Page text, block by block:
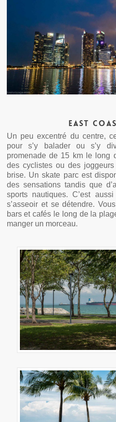
East
Un peu excentré du centre,
pour s’y balader ou s’y
promenade de 15 km le long
des cyclistes ou des
brise. Un skate parc est
des sensations tandis que
sports nautiques. C’est
s’asseoir et se détendre.
bars et cafés le long de la
manger un morceau.